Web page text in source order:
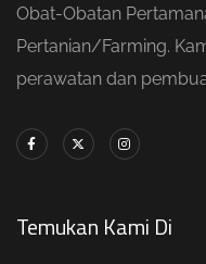
Obat-Obatan
Pertanian/Farming.
perawatan dan
Temukan Kami Di